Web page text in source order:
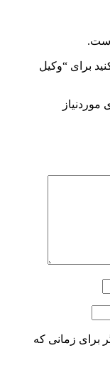
برای “وکیل
برای زمانی که